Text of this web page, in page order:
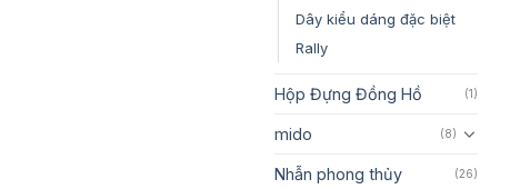
Dây kiểu dáng đặc biệt
Rally
Hộp Đựng Đồng Hồ (1)
mido (8)
Nhẫn phong thủy (26)